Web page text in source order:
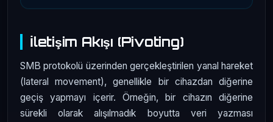
İletişim Akışı (Pivoting)
SMB protokolü üzerinden gerçekleştirilen yanal hareket
(lateral movement), genellikle bir cihazdan diğerine
geçiş yapmayı içerir. Örneğin, bir cihazın diğerine
sürekli olarak alışılmadık boyutta veri yazması